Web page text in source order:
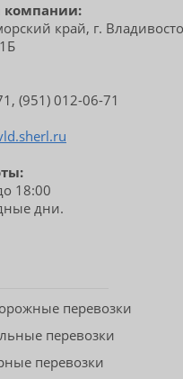
компании:
край, г.
(951) 012-06-71
18:00
дни.
перевозки
перевозки
перевозки